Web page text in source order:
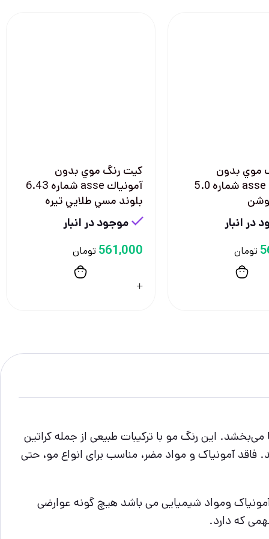
موي بدون
آمونياك asse شماره 5.0
در انبار
تومان
كيت رنگ موي بدون
آمونياك asse شماره 6.43
بلوند مسي طلايي تيره
موجود در انبار
561,000 تومان
ماندگار به موها می‌بخشد. این رنگ مو با ترکیبات طبیعی از جمله کراتین
آمونیاک و مواد مضر، مناسب برای انواع مو، حتی
ومواد شیمیایی می باشد هیچ گونه عوارضی
که دارد.